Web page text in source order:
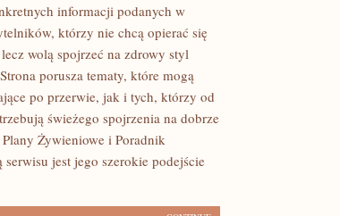
informacji podanych w
którzy nie chcą opierać się
wolą spojrzeć na zdrowy styl
porusza tematy, które mogą
po przerwie, jak i tych, którzy od
świeżego spojrzenia na dobrze
Żywieniowe i Poradnik
jest jego szerokie podejście